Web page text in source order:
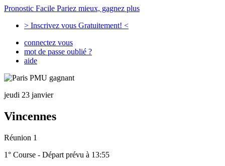
Pronostic Facile Pariez mieux, gagnez plus
> Inscrivez vous Gratuitement! <
connectez vous
mot de passe oublié ?
aide
jeudi 23 janvier
Vincennes
Réunion 1
1° Course - Départ prévu à 13:55